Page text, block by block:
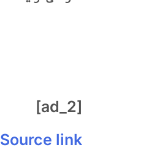
[ad_2]
Source link